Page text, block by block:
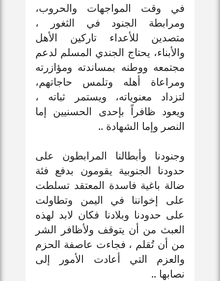
في وقت المواجهات والحروب،
ومرابطة الجنود في الثغور ،
متصدين للأعداء تاركين الأهل
والأبناء، يحتاج الجندي المسلم لدعم
مجتمعه ووطنه بمساندته ومؤازرته
ومراعاة أهله وتلمس حاجاتهم،
لتزداد معنوياته، ويستمر ثباته ،
ويعود ظافراً بإحدى الحسنيين إما
النصر وإما الشهادة ..
وجنودنا وأبطالنا المرابطون على
حدودنا الجنوبية يقومون بدفع فئة
ضالة باغية فاسدة المعتقد تسلطت
على إخواننا في اليمن وتطاولت
على حدودنا وبلادنا فكان لابد لهذه
العبث من أن يتوقف ولأظافر الشر
من أن تُقلم ، فجاءت عاصفة الحزم
والعزم التي أعادت الأمور إلى
نصابها ..